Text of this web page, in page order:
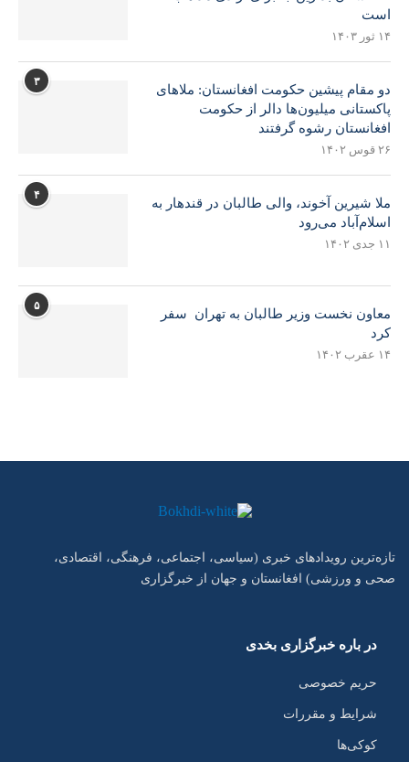
است
۱۴ ثور ۱۴۰۳
۳
دو مقام پیشین حکومت افغانستان: ملاهای
پاکستانی میلیون‌ها دالر از حکومت
افغانستان رشوه گرفتند
۲۶ قوس ۱۴۰۲
۴
ملا شیرین آخوند، والی طالبان در قندهار به
اسلام‌آباد می‌رود
۱۱ جدی ۱۴۰۲
۵
معاون نخست وزیر طالبان به تهران سفر
کرد
۱۴ عقرب ۱۴۰۲
تازه‌ترین رویدادهای خبری (سیاسی، اجتماعی، فرهنگی، اقتصادی،
صحی و ورزشی) افغانستان و جهان از خبرگزاری
در باره خبرگزاری بخدی
حریم خصوصی
شرایط و مقررات
کوکی‌ها